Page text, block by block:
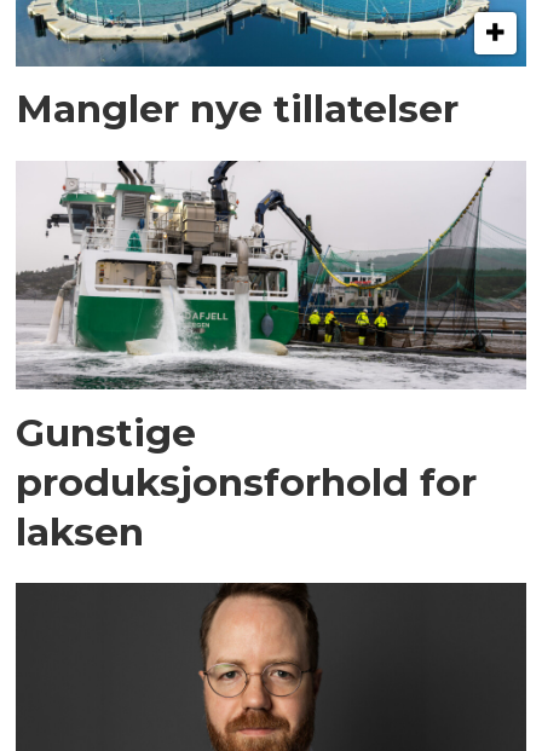
Mangler nye tillatelser
Gunstige
produksjonsforhold for
laksen